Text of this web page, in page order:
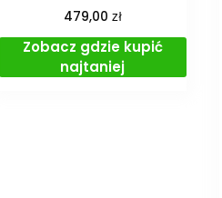
479,00 zł
Zobacz gdzie kupić
najtaniej